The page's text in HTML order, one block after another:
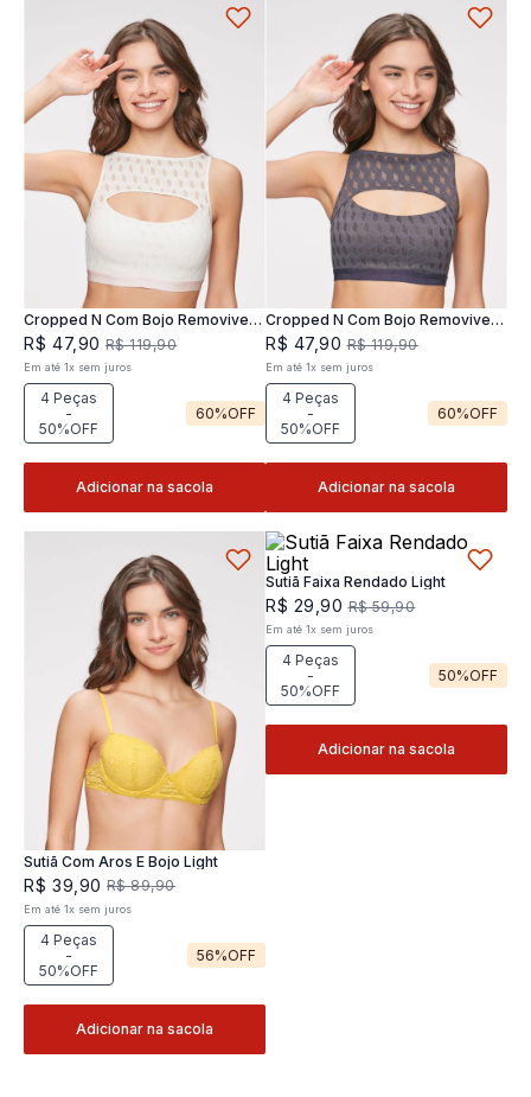
Cropped N Com Bojo Removivel
Joy
R$ 47, 90 R$ 119,90
Em até1x sem juros
4 Peças
-
50%OFF
60%OFF
Adicionar na sacola
Cropped N Com Bojo Removivel
Joy
R$ 47,90 R$ 119,90
Em até 1x sem juros
4 Peças
-
50%OFF
60%OFF
Adicionar na sacola
Sutiã Com Aros E Bojo Light
R$ 39 90 R$ 89,90
Em até1x sem juros
4 Peças
-
50%OFF
56%OFF
Adicionar na sacola
Sutiã Faixa Rendado Light
R$ 29 ,90 R$ 59,90
Em até 1x sem juros
4 Peças
-
50%OFF
50%OFF
Adicionar na sacola